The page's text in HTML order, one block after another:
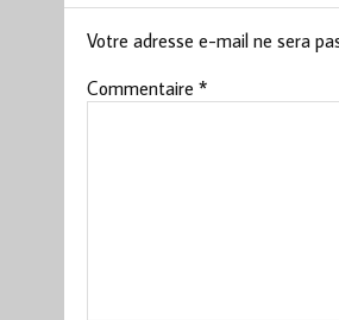
Votre adresse e-mail ne sera
Commentaire *